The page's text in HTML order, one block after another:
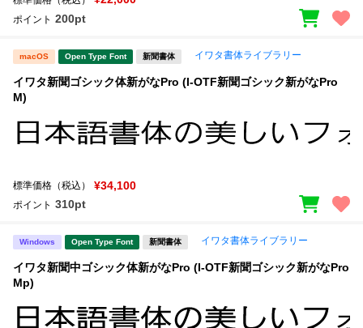
ポイント 200pt
macOS Open Type Font 新聞書体 イワタ書体ライブラリー
イワタ新聞ゴシック体新がなPro (I-OTF新聞ゴシック新がなPro
M)
標準価格（税込） ¥34,100
ポイント 310pt
Windows Open Type Font 新聞書体 イワタ書体ライブラリー
イワタ新聞中ゴシック体新がなPro (I-OTF新聞ゴシック新がなPro
Mp)